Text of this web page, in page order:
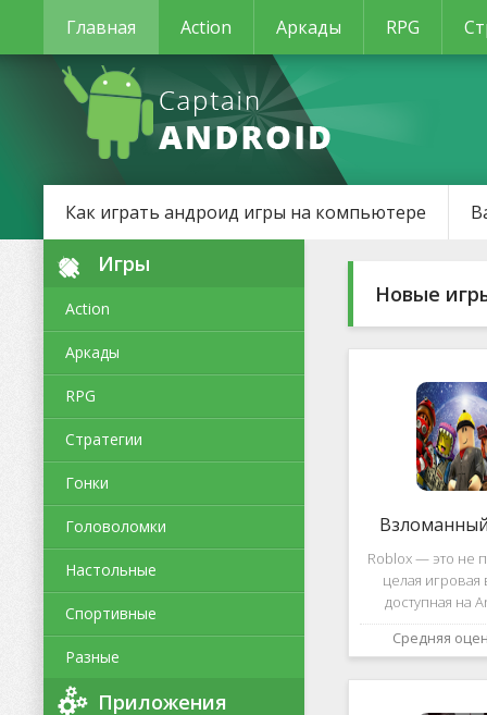
Главная Action Аркады RPG
Как играть андроид игры на компьютере
Игры
Action
Аркады
RPG
Стратегии
Гонки
Головоломки
Настольные
Спортивные
Разные
Приложения
Новые
Roblox — это не
целая игровая
доступная на
уникальная
позволяет не
и сценарии,
Средняя